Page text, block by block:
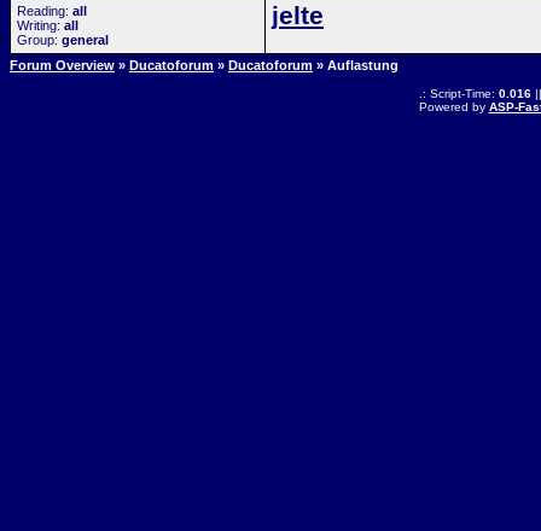
Reading: all
Writing: all
Group: general
jelte
Forum Overview » Ducatoforum » Ducatoforum » Auflastung
.: Script-Time: 0.016||
Powered by ASP-